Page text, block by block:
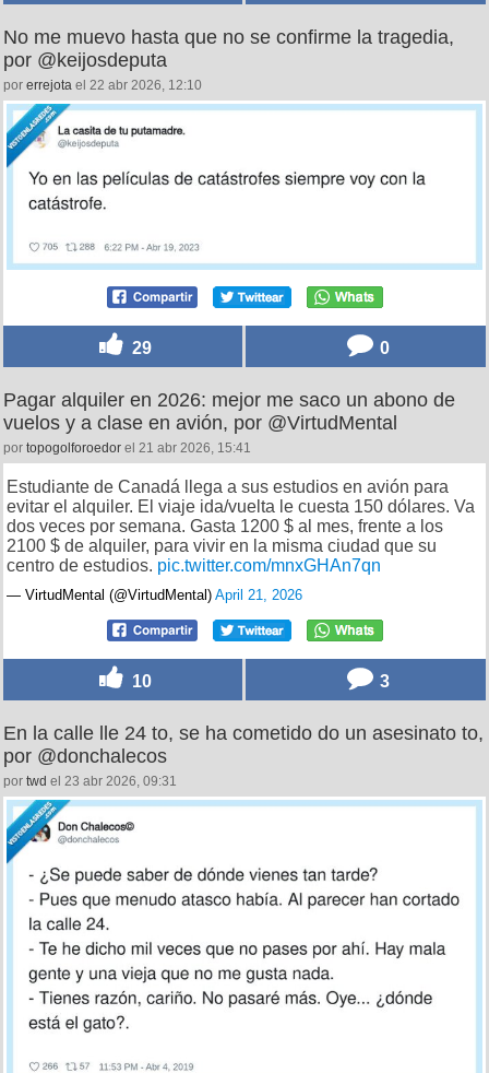
No me muevo hasta que no se confirme la tragedia,
por @keijosdeputa
por errejota el 22 abr 2026, 12:10
29 0
Pagar alquiler en 2026: mejor me saco un abono de
vuelos y a clase en avión, por @VirtudMental
por topogolforoedor el 21 abr 2026, 15:41
Estudiante de Canadá llega a sus estudios en avión para
evitar el alquiler. El viaje ida/vuelta le cuesta 150 dólares. Va
dos veces por semana. Gasta 1200 $ al mes, frente a los
2100 $ de alquiler, para vivir en la misma ciudad que su
centro de estudios. pic.twitter.com/mnxGHAn7qn
— VirtudMental (@VirtudMental) April 21, 2026
10 3
En la calle lle 24 to, se ha cometido do un asesinato to,
por @donchalecos
por twd el 23 abr 2026, 09:31